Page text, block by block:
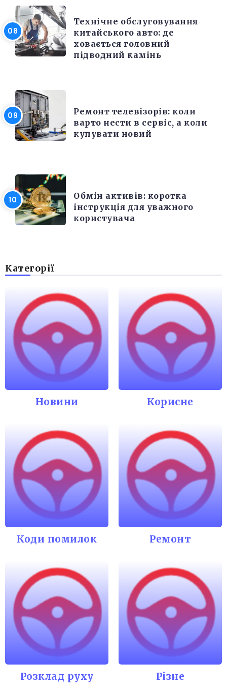
Технічне обслуговування
китайського авто: де
ховається головний
підводний камінь
Ремонт телевізорів: коли
варто нести в сервіс, а коли
купувати новий
Обмін активів: коротка
інструкція для уважного
користувача
Категорії
Новини Корисне
Коди помилок Ремонт
Розклад руху Різне